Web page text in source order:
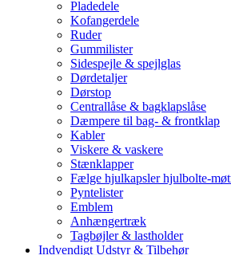
Pladedele
Kofangerdele
Ruder
Gummilister
Sidespejle & spejlglas
Dørdetaljer
Dørstop
Centrallåse & bagklapslåse
Dæmpere til bag- & frontklap
Kabler
Viskere & vaskere
Stænklapper
Fælge hjulkapsler hjulbolte-
Pyntelister
Emblem
Anhængertræk
Tagbøjler & lastholder
Indvendigt Udstyr & Tilbehør